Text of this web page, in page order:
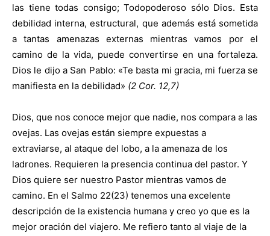
las tiene todas consigo; Todopoderoso sólo Dios. Esta
debilidad interna, estructural, que además está sometida
a tantas amenazas externas mientras vamos por el
camino de la vida, puede convertirse en una fortaleza.
Dios le dijo a San Pablo: «Te basta mi gracia, mi fuerza se
manifiesta en la debilidad» (2 Cor. 12,7)
Dios, que nos conoce mejor que nadie, nos compara a las
ovejas. Las ovejas están siempre expuestas a
extraviarse, al ataque del lobo, a la amenaza de los
ladrones. Requieren la presencia continua del pastor. Y
Dios quiere ser nuestro Pastor mientras vamos de
camino. En el Salmo 22(23) tenemos una excelente
descripción de la existencia humana y creo yo que es la
mejor oración del viajero. Me refiero tanto al viaje de la